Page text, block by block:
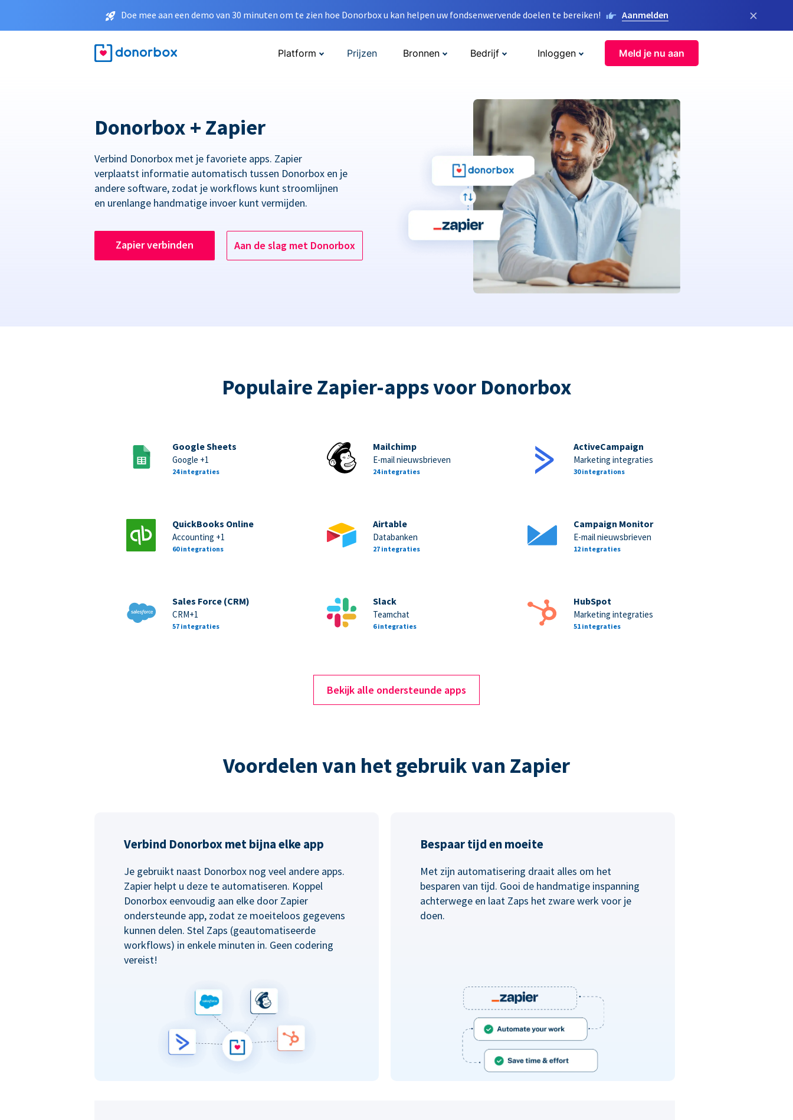
Doe mee aan een demo van 30 minuten om te zien hoe Donorbox u kan helpen uw fondsenwervende doelen te bereiken! Aanmelden ×
Platform Prijzen Bronnen Bedrijf Inloggen Meld je nu aan
Donorbox + Zapier
Verbind Donorbox met je favoriete apps. Zapier
verplaatst informatie automatisch tussen Donorbox en je
andere software, zodat je workflows kunt stroomlijnen
en urenlange handmatige invoer kunt vermijden.
Zapier verbinden Aan de slag met Donorbox
Populaire Zapier-apps voor Donorbox
Google Sheets
Google +1
24 integraties
Mailchimp
E-mail nieuwsbrieven
24 integraties
ActiveCampaign
Marketing integraties
30 integrations
QuickBooks Online
Accounting +1
60 integrations
Airtable
Databanken
27 integraties
Campaign Monitor
E-mail nieuwsbrieven
12 integraties
Sales Force (CRM)
CRM+1
57 integraties
Slack
Teamchat
6 integraties
HubSpot
Marketing integraties
51 integraties
Bekijk alle ondersteunde apps
Voordelen van het gebruik van Zapier
Verbind Donorbox met bijna elke app
Je gebruikt naast Donorbox nog veel andere apps.
Zapier helpt u deze te automatiseren. Koppel
Donorbox eenvoudig aan elke door Zapier
ondersteunde app, zodat ze moeiteloos gegevens
kunnen delen. Stel Zaps (geautomatiseerde
workflows) in enkele minuten in. Geen codering
vereist!
Bespaar tijd en moeite
Met zijn automatisering draait alles om het
besparen van tijd. Gooi de handmatige inspanning
achterwege en laat Zaps het zware werk voor je
doen.